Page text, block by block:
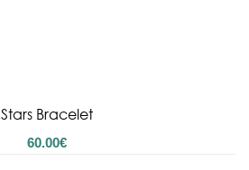
Stars Bracelet
60.00€